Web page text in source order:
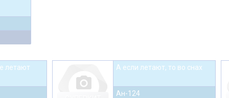
летают
photo_camera
А если летают, то во снах
Ан-124